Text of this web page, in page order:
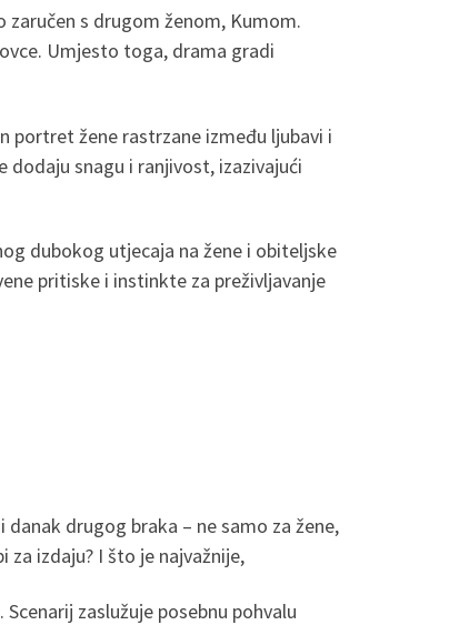
zaručen s drugom ženom, Kumom.
Umjesto toga, drama gradi
portret žene rastrzane između ljubavi i
dodaju snagu i ranjivost, izazivajući
dubokog utjecaja na žene i obiteljske
pritiske i instinkte za preživljavanje
drugog braka – ne samo za žene,
za izdaju? I što je najvažnije,
zaslužuje posebnu pohvalu